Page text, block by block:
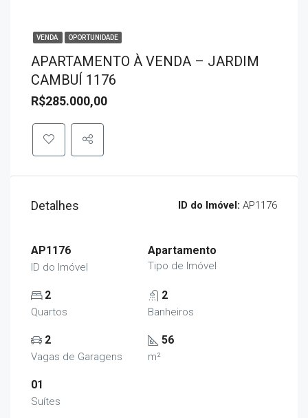
VENDA OPORTUNIDADE
APARTAMENTO À VENDA – JARDIM
CAMBUÍ 1176
R$285.000,00
Detalhes ID do Imóvel: AP1176
AP1176
ID do Imóvel
Apartamento
Tipo de Imóvel
2
Quartos
2
Banheiros
2
Vagas de Garagens
56
m²
01
Suítes